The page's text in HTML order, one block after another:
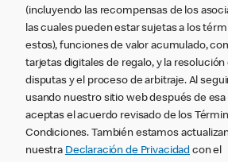
(incluyendo las recompensas de los
las cuales pueden estar sujetas a los
estos), funciones de valor acumulado,
tarjetas digitales de regalo, y la resolución
disputas y el proceso de arbitraje. Al
usando nuestro sitio web después de esa
aceptas el acuerdo revisado de los
Condiciones. También estamos
nuestra Declaración de Privacidad con el